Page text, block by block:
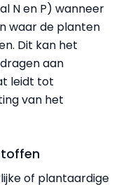
N en P) wanneer
waar de planten
Dit kan het
aan
leidt tot
van het
of plantaardige